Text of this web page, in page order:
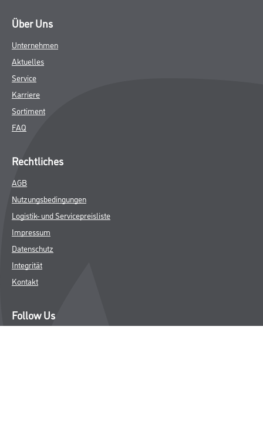
Über Uns
Unternehmen
Aktuelles
Service
Karriere
Sortiment
FAQ
Rechtliches
AGB
Nutzungsbedingungen
Logistik- und Servicepreisliste
Impressum
Datenschutz
Integrität
Kontakt
Follow Us